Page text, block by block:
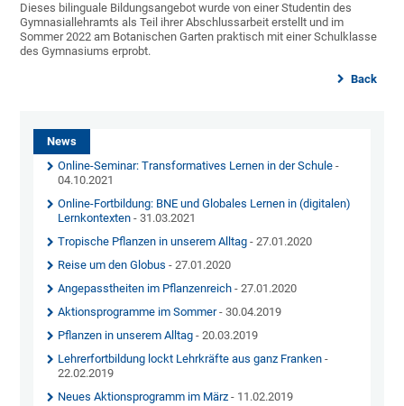
Dieses bilinguale Bildungsangebot wurde von einer Studentin des
Gymnasiallehramts als Teil ihrer Abschlussarbeit erstellt und im
Sommer 2022 am Botanischen Garten praktisch mit einer Schulklasse
des Gymnasiums erprobt.
Back
News
Online-Seminar: Transformatives Lernen in der Schule -
04.10.2021
Online-Fortbildung: BNE und Globales Lernen in (digitalen)
Lernkontexten - 31.03.2021
Tropische Pflanzen in unserem Alltag - 27.01.2020
Reise um den Globus - 27.01.2020
Angepasstheiten im Pflanzenreich - 27.01.2020
Aktionsprogramme im Sommer- 30.04.2019
Pflanzen in unserem Alltag - 20.03.2019
Lehrerfortbildung lockt Lehrkräfte aus ganz Franken -
22.02.2019
Neues Aktionsprogramm im März - 11.02.2019